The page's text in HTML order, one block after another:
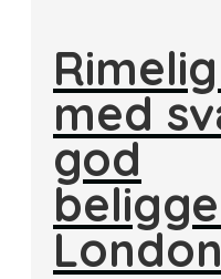
med
god